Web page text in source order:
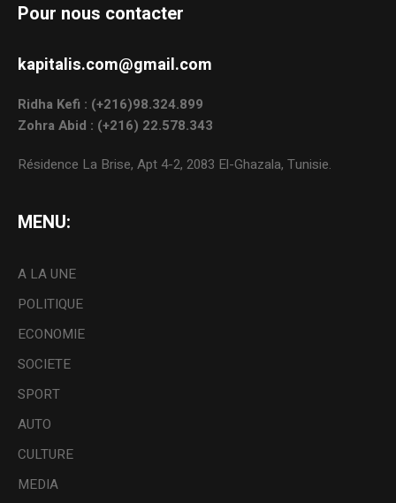
Pour nous contacter
kapitalis.com@gmail.com
Ridha Kefi : (+216)98.324.899
Zohra Abid : (+216) 22.578.343
Résidence La Brise, Apt 4-2, 2083 El-Ghazala, Tunisie.
MENU:
A LA UNE
POLITIQUE
ECONOMIE
SOCIETE
SPORT
AUTO
CULTURE
MEDIA